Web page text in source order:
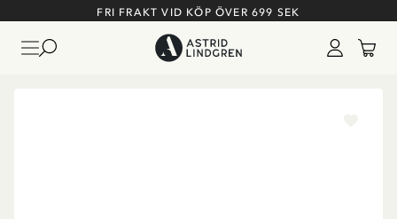
FRI FRAKT VID KÖP ÖVER 699 SEK